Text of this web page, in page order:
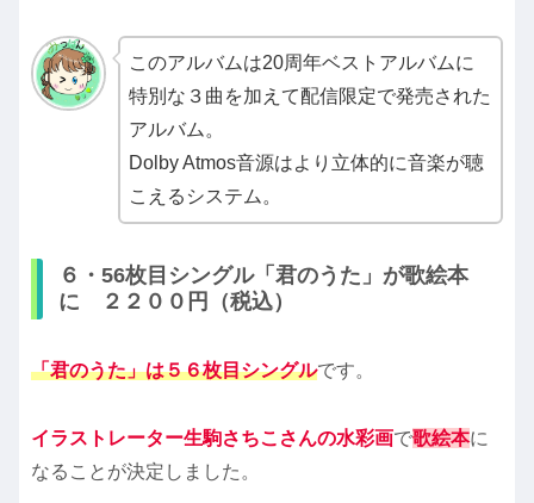
このアルバムは20周年ベストアルバムに
特別な３曲を加えて配信限定で発売された
アルバム。
Dolby Atmos音源はより立体的に音楽が聴
こえるシステム。
６・56枚目シングル「君のうた」が歌絵本
に ２２００円（税込）
「君のうた」は５６枚目シングルです。
イラストレーター生駒さちこさんの水彩画で歌絵本に
なることが決定しました。